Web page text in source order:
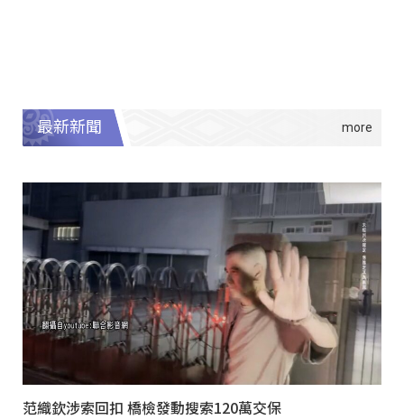
最新新聞
范織欽涉索回扣 橋檢發動搜索120萬交保